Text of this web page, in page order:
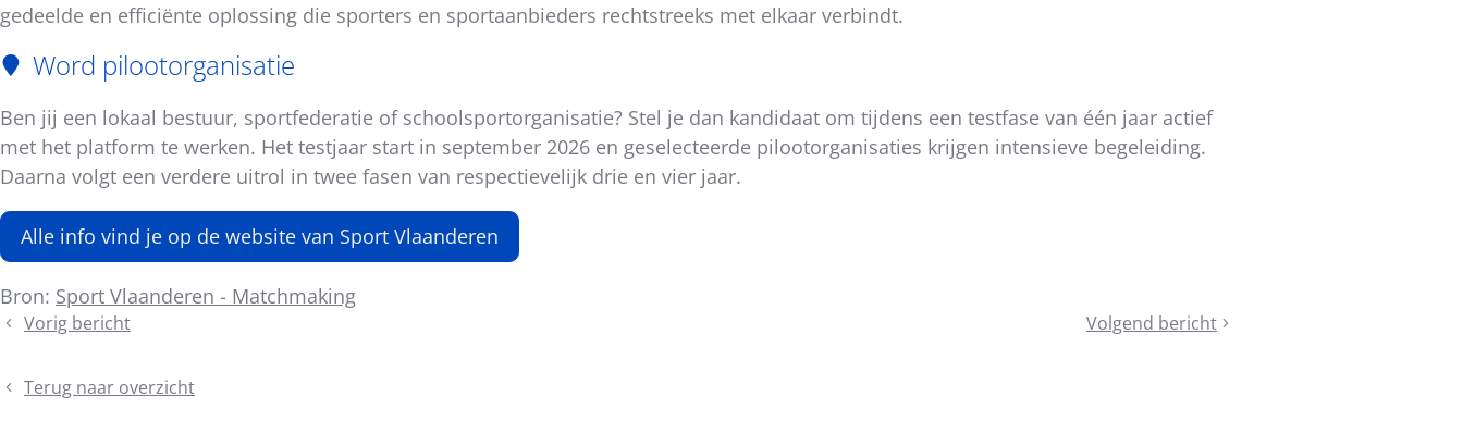
gedeelde en efficiënte oplossing die sporters en sportaanbieders rechtstreeks met elkaar verbindt.
Word pilootorganisatie
Ben jij een lokaal bestuur, sportfederatie of schoolsportorganisatie? Stel je dan kandidaat om tijdens een testfase van één jaar actief
met het platform te werken. Het testjaar start in september 2026 en geselecteerde pilootorganisaties krijgen intensieve begeleiding.
Daarna volgt een verdere uitrol in twee fasen van respectievelijk drie en vier jaar.
Alle info vind je op de website van Sport Vlaanderen
Bron: Sport Vlaanderen - Matchmaking
Vorig bericht
Tijdschrift
Sportbeleid
Volgend bericht
De
Terug naar overzicht